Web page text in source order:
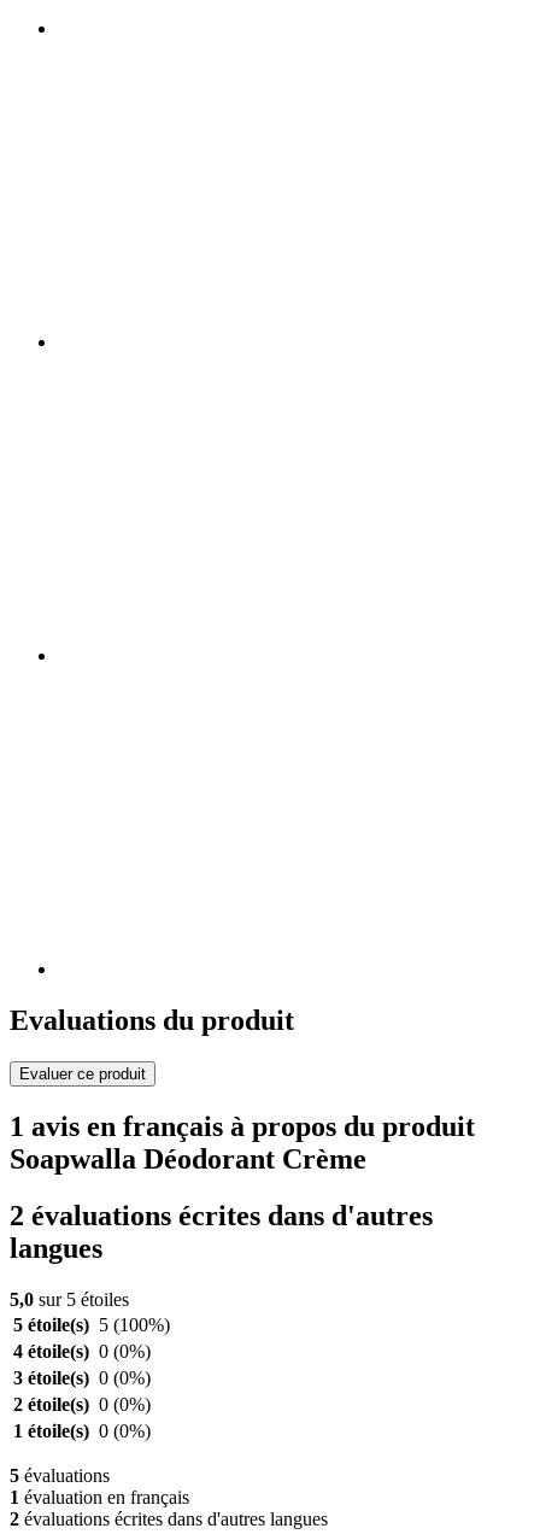
Evaluations du produit
Evaluer ce produit
1 avis en français à propos du produit
Soapwalla Déodorant Crème
2 évaluations écrites dans d'autres
langues
5,0 sur 5 étoiles
5 étoile(s) 5 (100%)
4 étoile(s) 0 (0%)
3 étoile(s) 0 (0%)
2 étoile(s) 0 (0%)
1 étoile(s) 0 (0%)
5 évaluations
1 évaluation en français
2 évaluations écrites dans d'autres langues